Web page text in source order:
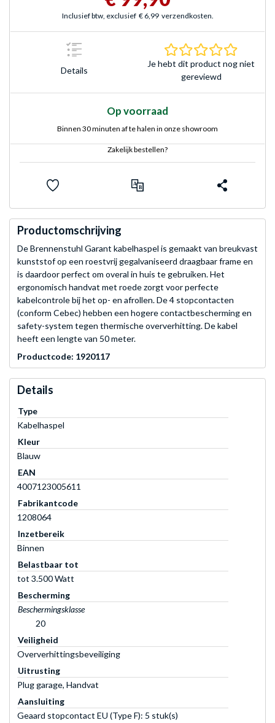
Inclusief btw, exclusief € 6,99 verzendkosten.
Details
Je hebt dit product nog niet
gereviewd
Op voorraad
Binnen 30 minuten af te halen in onze showroom
Zakelijk bestellen?
Productomschrijving
De Brennenstuhl Garant kabelhaspel is gemaakt van breukvast
kunststof op een roestvrij gegalvaniseerd draagbaar frame en
is daardoor perfect om overal in huis te gebruiken. Het
ergonomisch handvat met roede zorgt voor perfecte
kabelcontrole bij het op- en afrollen. De 4 stopcontacten
(conform Cebec) hebben een hogere contactbescherming en
safety-system tegen thermische oververhitting. De kabel
heeft een lengte van 50 meter.
Productcode: 1920117
Details
Type
Kabelhaspel
Kleur
Blauw
EAN
4007123005611
Fabrikantcode
1208064
Inzetbereik
Binnen
Belastbaar tot
tot 3.500 Watt
Bescherming
Beschermingsklasse
20
Veiligheid
Oververhittingsbeveiliging
Uitrusting
Plug garage, Handvat
Aansluiting
Geaard stopcontact EU (Type F): 5 stuk(s)